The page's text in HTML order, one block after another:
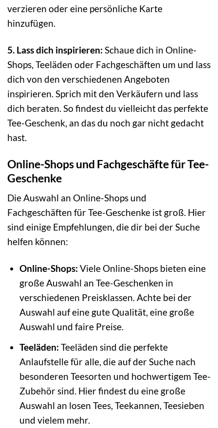
verzieren oder eine persönliche Karte
hinzufügen.
5. Lass dich inspirieren: Schaue dich in Online-
Shops, Teeläden oder Fachgeschäften um und lass
dich von den verschiedenen Angeboten
inspirieren. Sprich mit den Verkäufern und lass
dich beraten. So findest du vielleicht das perfekte
Tee-Geschenk, an das du noch gar nicht gedacht
hast.
Online-Shops und Fachgeschäfte für Tee-
Geschenke
Die Auswahl an Online-Shops und
Fachgeschäften für Tee-Geschenke ist groß. Hier
sind einige Empfehlungen, die dir bei der Suche
helfen können:
Online-Shops: Viele Online-Shops bieten eine
große Auswahl an Tee-Geschenken in
verschiedenen Preisklassen. Achte bei der
Auswahl auf eine gute Qualität, eine große
Auswahl und faire Preise.
Teeläden: Teeläden sind die perfekte
Anlaufstelle für alle, die auf der Suche nach
besonderen Teesorten und hochwertigem Tee-
Zubehör sind. Hier findest du eine große
Auswahl an losen Tees, Teekannen, Teesieben
und vielem mehr.